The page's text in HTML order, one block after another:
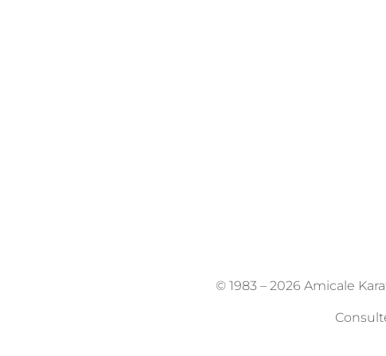
© 1983 –2026 Amicale